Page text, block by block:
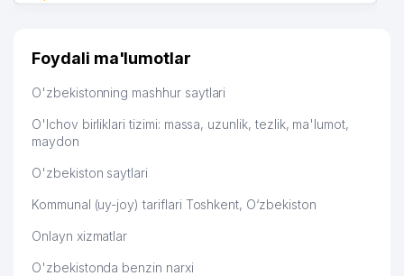
Foydali ma'lumotlar
O'zbekistonning mashhur saytlari
O'lchov birliklari tizimi: massa, uzunlik, tezlik, ma'lumot,
maydon
O'zbekiston saytlari
Kommunal (uy-joy) tariflari Toshkent, O‘zbekiston
Onlayn xizmatlar
O'zbekistonda benzin narxi